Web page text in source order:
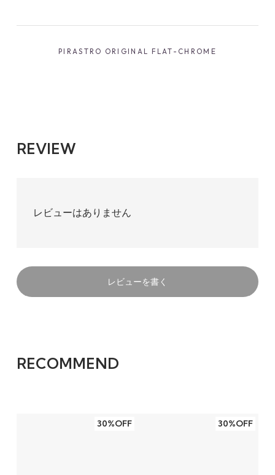
PIRASTRO ORIGINAL FLAT-CHROME
REVIEW
レビューはありません
レビューを書く
RECOMMEND
30%OFF 30%OFF